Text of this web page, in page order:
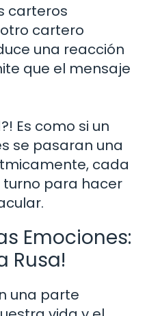
carteros
cartero
una reacción
que el mensaje
Es como si un
se pasaran una
cada
turno para hacer
Emociones:
Rusa!
una parte